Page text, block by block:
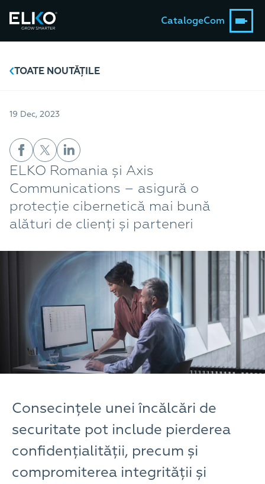
CatalogeCom
TOATE NOUTĂȚILE
19 Dec, 2023
ELKO Romania și Axis
Communications – asigură o
protecție cibernetică mai bună
alături de clienți și parteneri
Consecințele unei încălcări de
securitate pot include pierderea
confidențialității, precum și
compromiterea integrității și